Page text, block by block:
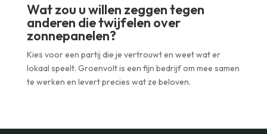
Wat zou u willen zeggen tegen
anderen die twijfelen over
zonnepanelen?
Kies voor een partij die je vertrouwt en weet wat er
lokaal speelt. Groenvolt is een fijn bedrijf om mee samen
te werken en levert precies wat ze beloven.